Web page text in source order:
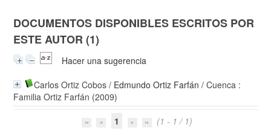
DOCUMENTOS DISPONIBLES ESCRITOS POR
ESTE AUTOR (1)
Hacer una sugerencia
Carlos Ortiz Cobos / Edmundo Ortiz Farfán / Cuenca :
Familia Ortiz Farfán (2009)
1
(1 - 1 / 1)